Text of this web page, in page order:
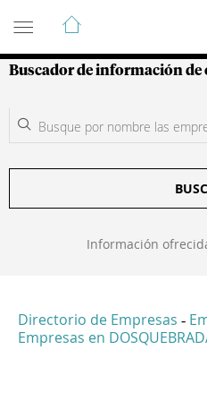
Guía de Empresas
Buscador de información de
Información
Directorio de Empresas -
Empresas en